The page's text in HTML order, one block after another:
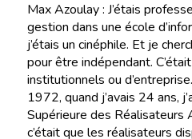
Max Azoulay : J’étais
gestion dans une école
j’étais un cinéphile. Et je
pour être indépendant.
institutionnels ou
1972, quand j’avais 24 ans,
Supérieure des Réalisateurs
c’était que les réalisateurs